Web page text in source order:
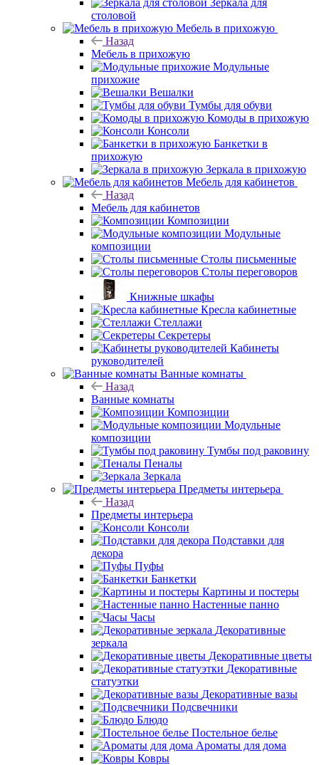
Зеркала для
столовой
Мебель в прихожую
Назад
Мебель в прихожую
Модульные
прихожие
Вешалки
Тумбы для обуви
Комоды в прихожую
Консоли
Банкетки в
прихожую
Зеркала в прихожую
Мебель для кабинетов
Назад
Мебель для кабинетов
Композиции
Модульные
композиции
Столы письменные
Столы переговоров
Книжные шкафы
Кресла кабинетные
Стеллажи
Секретеры
Кабинеты
руководителей
Ванные комнаты
Назад
Ванные комнаты
Композиции
Модульные
композиции
Тумбы под раковину
Пеналы
Зеркала
Предметы интерьера
Назад
Предметы интерьера
Консоли
Подставки для
декора
Пуфы
Банкетки
Картины и постеры
Настенные панно
Часы
Декоративные
зеркала
Декоративные цветы
Декоративные
статуэтки
Декоративные вазы
Подсвечники
Блюдо
Постельное белье
Ароматы для дома
Ковры